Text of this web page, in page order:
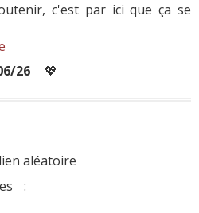
:
c'est par ici que ça se
26 💖